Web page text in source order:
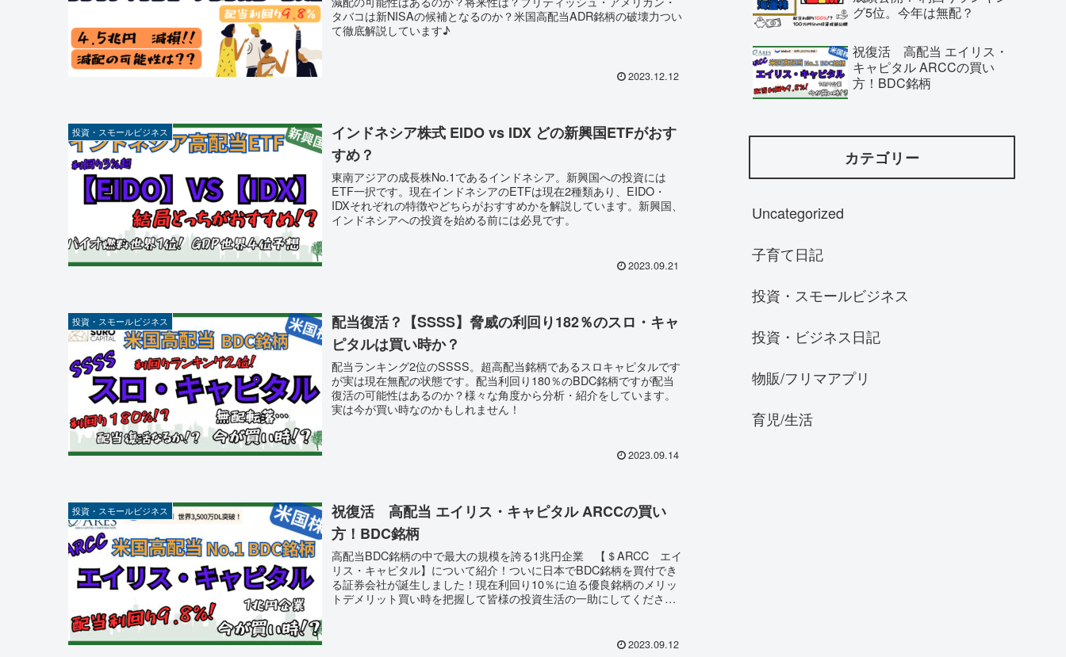
タバコは新NISAの候補となるのか？米国高配当ADR銘柄の破壊力つい
て徹底解説しています♪
2023.12.12
投資・スモールビジネス
インドネシア株式 EIDO vs IDX どの新興国ETFがおす
すめ？
東南アジアの成長株No.1であるインドネシア。新興国への投資には
ETF一択です。現在インドネシアのETFは現在2種類あり、EIDO・
IDXそれぞれの特徴やどちらがおすすめかを解説しています。新興国、
インドネシアへの投資を始める前には必見です。
2023.09.21
投資・スモールビジネス
配当復活？【SSSS】脅威の利回り182％のスロ・キャ
ピタルは買い時か？
配当ランキング2位のSSSS。超高配当銘柄であるスロキャピタルです
が実は現在無配の状態です。配当利回り180％のBDC銘柄ですが配当
復活の可能性はあるのか？様々な角度から分析・紹介をしています。
実は今が買い時なのかもしれません！
2023.09.14
投資・スモールビジネス
祝復活 高配当 エイリス・キャピタル ARCCの買い
方！BDC銘柄
高配当BDC銘柄の中で最大の規模を誇る1兆円企業 【＄ARCC エイ
リス・キャピタル】について紹介！ついに日本でBDC銘柄を買付でき
る証券会社が誕生しました！現在利回り10％に迫る優良銘柄のメリッ
トデメリット買い時を把握して皆様の投資生活の一助にしてください
2023.09.12
グ5位。今年は無配？
祝復活 高配当 エイリス・
キャピタル ARCCの買い
方！BDC銘柄
カテゴリー
Uncategorized
子育て日記
投資・スモールビジネス
投資・ビジネス日記
物販/フリマアプリ
育児/生活